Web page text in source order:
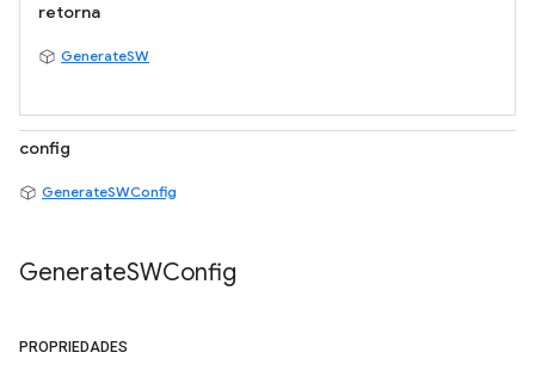
retorna
GenerateSW
config
GenerateSWConfig
GenerateSWConfig
PROPRIEDADES